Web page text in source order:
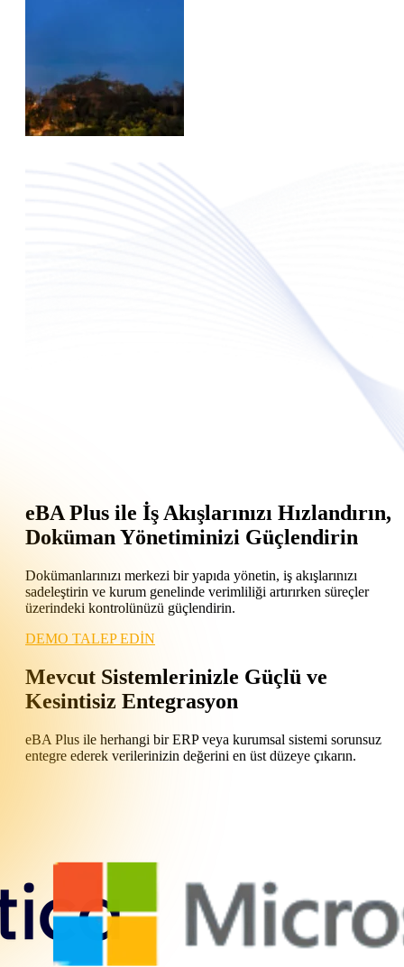
eBA Plus ile İş Akışlarınızı Hızlandırın,
Doküman Yönetiminizi Güçlendirin
Dokümanlarınızı merkezi bir yapıda yönetin, iş akışlarınızı
sadeleştirin ve kurum genelinde verimliliği artırırken süreçler
üzerindeki kontrolünüzü güçlendirin.
DEMO TALEP EDİN
Mevcut Sistemlerinizle Güçlü ve
Kesintisiz Entegrasyon
eBA Plus ile herhangi bir ERP veya kurumsal sistemi sorunsuz
entegre ederek verilerinizin değerini en üst düzeye çıkarın.